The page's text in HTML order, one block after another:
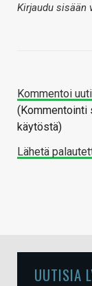
Kirjaudu sisään
Kommentoi
käytöstä)
Lähetä
UUTISIA